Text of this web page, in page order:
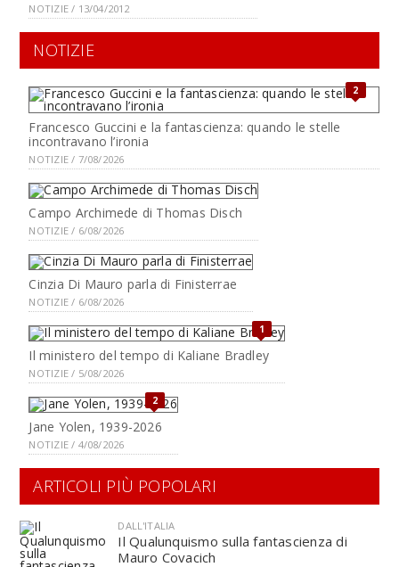
NOTIZIE / 13/04/2012
NOTIZIE
2
Francesco Guccini e la fantascienza: quando le stelle
incontravano l’ironia
NOTIZIE / 7/08/2026
Campo Archimede di Thomas Disch
NOTIZIE / 6/08/2026
Cinzia Di Mauro parla di Finisterrae
NOTIZIE / 6/08/2026
1
Il ministero del tempo di Kaliane Bradley
NOTIZIE / 5/08/2026
2
Jane Yolen, 1939-2026
NOTIZIE / 4/08/2026
ARTICOLI PIÙ POPOLARI
DALL'ITALIA
Il Qualunquismo sulla fantascienza di
Mauro Covacich